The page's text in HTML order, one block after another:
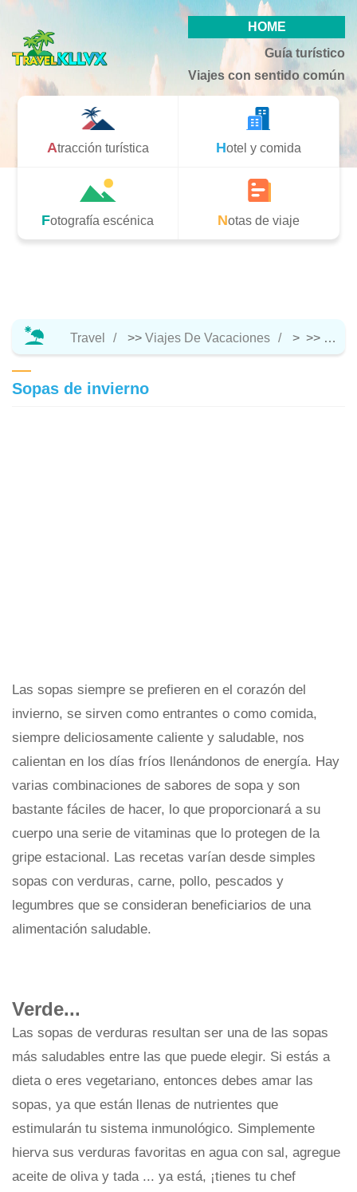
HOME
Guía turístico
Viajes con sentido común
Atracción turística Hotel y comida
Fotografía escénica Notas de viaje
Travel >> Viajes De Vacaciones > >>
Sopas de invierno
Las sopas siempre se prefieren en el corazón del
invierno, se sirven como entrantes o como comida,
siempre deliciosamente caliente y saludable, nos
calientan en los días fríos llenándonos de energía. Hay
varias combinaciones de sabores de sopa y son
bastante fáciles de hacer, lo que proporcionará a su
cuerpo una serie de vitaminas que lo protegen de la
gripe estacional. Las recetas varían desde simples
sopas con verduras, carne, pollo, pescados y
legumbres que se consideran beneficiarios de una
alimentación saludable.
Verde...
Las sopas de verduras resultan ser una de las sopas
más saludables entre las que puede elegir. Si estás a
dieta o eres vegetariano, entonces debes amar las
sopas, ya que están llenas de nutrientes que
estimularán tu sistema inmunológico. Simplemente
hierva sus verduras favoritas en agua con sal, agregue
aceite de oliva y tada ... ya está, ¡tienes tu chef